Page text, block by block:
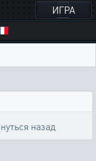
ИГРА
назад